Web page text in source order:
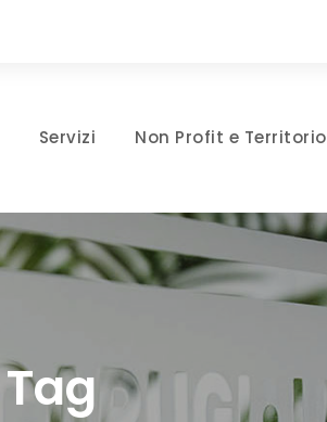
Servizi Non Profit e Territorio
Tag